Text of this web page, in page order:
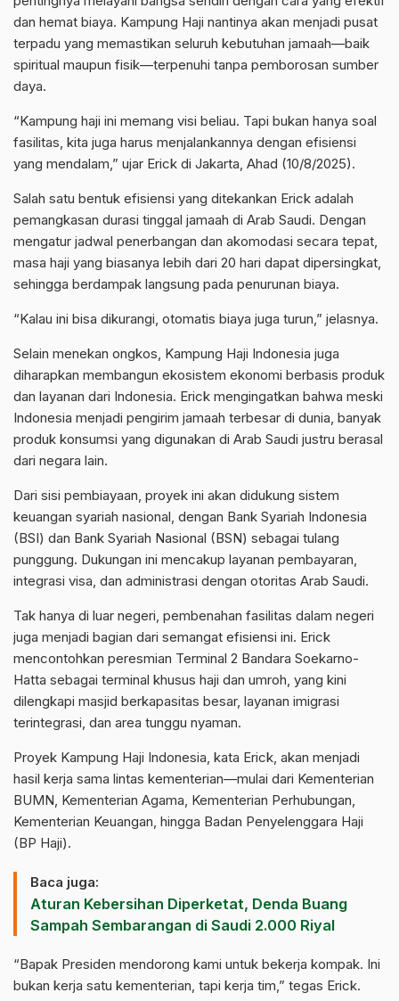
dan hemat biaya. Kampung Haji nantinya akan menjadi pusat
terpadu yang memastikan seluruh kebutuhan jamaah—baik
spiritual maupun fisik—terpenuhi tanpa pemborosan sumber
daya.
“Kampung haji ini memang visi beliau. Tapi bukan hanya soal
fasilitas, kita juga harus menjalankannya dengan efisiensi
yang mendalam,” ujar Erick di Jakarta, Ahad (10/8/2025).
Salah satu bentuk efisiensi yang ditekankan Erick adalah
pemangkasan durasi tinggal jamaah di Arab Saudi. Dengan
mengatur jadwal penerbangan dan akomodasi secara tepat,
masa haji yang biasanya lebih dari 20 hari dapat dipersingkat,
sehingga berdampak langsung pada penurunan biaya.
“Kalau ini bisa dikurangi, otomatis biaya juga turun,” jelasnya.
Selain menekan ongkos, Kampung Haji Indonesia juga
diharapkan membangun ekosistem ekonomi berbasis produk
dan layanan dari Indonesia. Erick mengingatkan bahwa meski
Indonesia menjadi pengirim jamaah terbesar di dunia, banyak
produk konsumsi yang digunakan di Arab Saudi justru berasal
dari negara lain.
Dari sisi pembiayaan, proyek ini akan didukung sistem
keuangan syariah nasional, dengan Bank Syariah Indonesia
(BSI) dan Bank Syariah Nasional (BSN) sebagai tulang
punggung. Dukungan ini mencakup layanan pembayaran,
integrasi visa, dan administrasi dengan otoritas Arab Saudi.
Tak hanya di luar negeri, pembenahan fasilitas dalam negeri
juga menjadi bagian dari semangat efisiensi ini. Erick
mencontohkan peresmian Terminal 2 Bandara Soekarno-
Hatta sebagai terminal khusus haji dan umroh, yang kini
dilengkapi masjid berkapasitas besar, layanan imigrasi
terintegrasi, dan area tunggu nyaman.
Proyek Kampung Haji Indonesia, kata Erick, akan menjadi
hasil kerja sama lintas kementerian—mulai dari Kementerian
BUMN, Kementerian Agama, Kementerian Perhubungan,
Kementerian Keuangan, hingga Badan Penyelenggara Haji
(BP Haji).
Baca juga:
Aturan Kebersihan Diperketat, Denda Buang
Sampah Sembarangan di Saudi 2.000 Riyal
“Bapak Presiden mendorong kami untuk bekerja kompak. Ini
bukan kerja satu kementerian, tapi kerja tim,” tegas Erick.